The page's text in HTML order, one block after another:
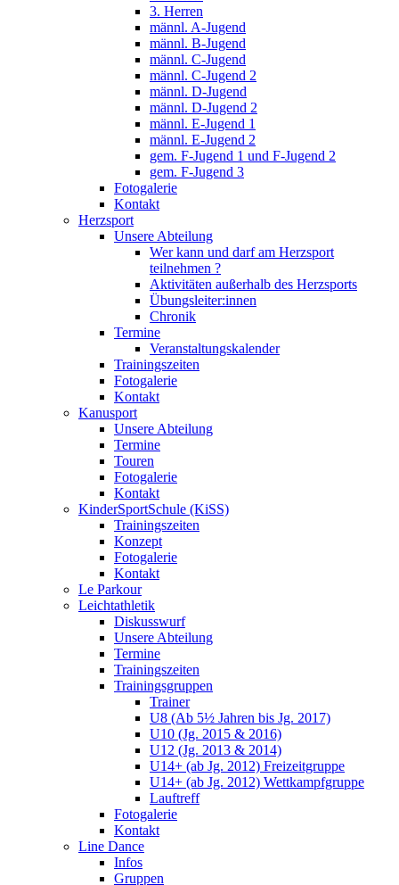
3. Herren
männl. A-Jugend
männl. B-Jugend
männl. C-Jugend
männl. C-Jugend 2
männl. D-Jugend
männl. D-Jugend 2
männl. E-Jugend 1
männl. E-Jugend 2
gem. F-Jugend 1 und F-Jugend 2
gem. F-Jugend 3
Fotogalerie
Kontakt
Herzsport
Unsere Abteilung
Wer kann und darf am Herzsport
teilnehmen ?
Aktivitäten außerhalb des Herzsports
Übungsleiter:innen
Chronik
Termine
Veranstaltungskalender
Trainingszeiten
Fotogalerie
Kontakt
Kanusport
Unsere Abteilung
Termine
Touren
Fotogalerie
Kontakt
KinderSportSchule (KiSS)
Trainingszeiten
Konzept
Fotogalerie
Kontakt
Le Parkour
Leichtathletik
Diskusswurf
Unsere Abteilung
Termine
Trainingszeiten
Trainingsgruppen
Trainer
U8 (Ab 5½ Jahren bis Jg. 2017)
U10 (Jg. 2015 & 2016)
U12 (Jg. 2013 & 2014)
U14+ (ab Jg. 2012) Freizeitgruppe
U14+ (ab Jg. 2012) Wettkampfgruppe
Lauftreff
Fotogalerie
Kontakt
Line Dance
Infos
Gruppen